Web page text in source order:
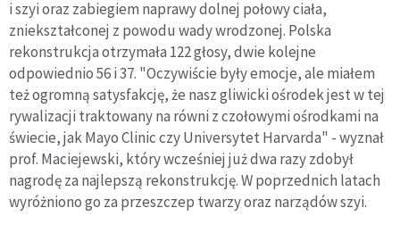
i szyi oraz zabiegiem naprawy dolnej połowy ciała,
zniekształconej z powodu wady wrodzonej. Polska
rekonstrukcja otrzymała 122 głosy, dwie kolejne
odpowiednio 56 i 37. "Oczywiście były emocje, ale miałem
też ogromną satysfakcję, że nasz gliwicki ośrodek jest w tej
rywalizacji traktowany na równi z czołowymi ośrodkami na
świecie, jak Mayo Clinic czy Universytet Harvarda" - wyznał
prof. Maciejewski, który wcześniej już dwa razy zdobył
nagrodę za najlepszą rekonstrukcję. W poprzednich latach
wyróżniono go za przeszczep twarzy oraz narządów szyi.